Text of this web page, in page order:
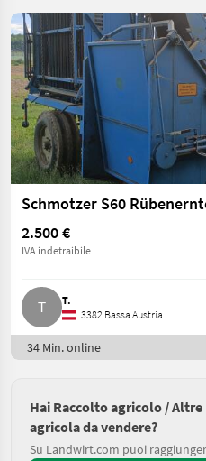
Schmotzer S60
2.500 €
IVA indetraibile
T.
3382 Bassa Austria
34 Min. online
Hai Raccolto agricolo /
agricola da vendere?
Su Landwirt.com puoi